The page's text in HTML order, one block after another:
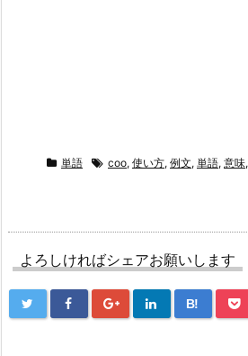
単語 coo, 使い方, 例文, 単語, 意味,
よろしければシェアお願いします
B!